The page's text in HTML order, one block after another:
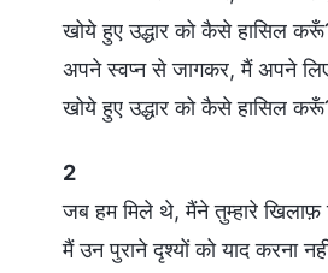
खोये हुए उद्धार को कैसे हासिल
अपने स्वप्न से जागकर, मैं अपने लिए
खोये हुए उद्धार को कैसे हासिल
2
जब हम मिले थे, मैंने तुम्हारे खिलाफ़
मैं उन पुराने दृश्यों को याद करना